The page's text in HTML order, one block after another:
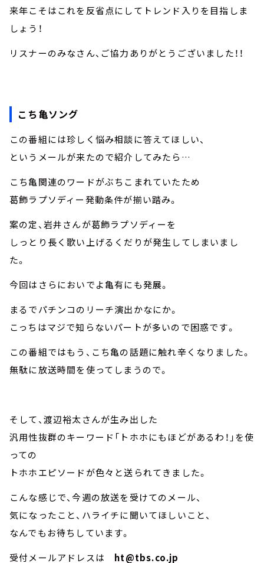
来年こそはこれを反省点にしてトレンド入りを目指しま
しょう！
リスナーのみなさん、ご協力ありがとうございました！！
こち亀ソング
この番組には珍しく悩み相談に答えてほしい、
というメールが来たので紹介してみたら…
こち亀関連のワードがぶちこまれていたため
葛飾ラプソディー発動条件が揃い踏み。
案の定、岩井さんが葛飾ラプソディーを
しっとり長く歌い上げるくだりが発生してしまいまし
た。
今回はさらにおいでよ亀有にも発展。
まるでパチンコのリーチ演出かなにか。
こっちはマジで知らないパートが多いので困惑です。
この番組ではもう、こち亀の話題に触れ辛くなりました。
無駄に放送時間を使ってしまうので。
そして、渡辺裕太さんが生み出した
汎用性抜群のキーワード「トホホにもほどがあるわ！」を使
っての
トホホエピソードが色々と送られてきました。
こんな感じで、今週の放送を受けてのメール、
気になったこと、ハライチに聞いてほしいこと、
なんでもお待ちしています。
受付メールアドレスは ht@tbs.co.jp